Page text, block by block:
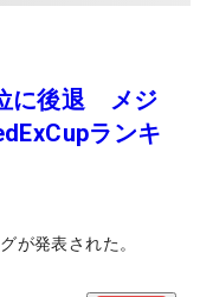
に後退 メジ
ランキ
が発表された。